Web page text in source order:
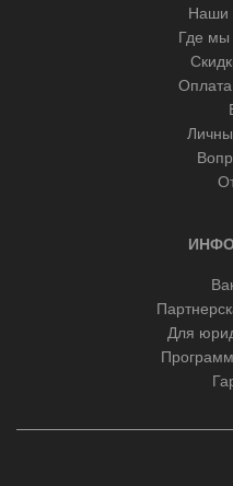
Наши
Где мы
Оплата
Для